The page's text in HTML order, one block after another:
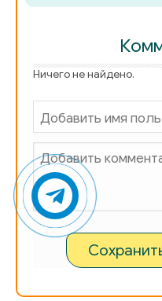
Ничего не найдено.